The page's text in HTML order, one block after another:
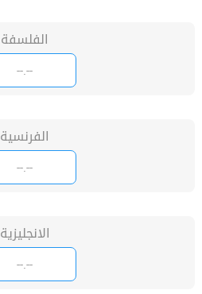
الفلسفة
الفرنسية
الانجليزية